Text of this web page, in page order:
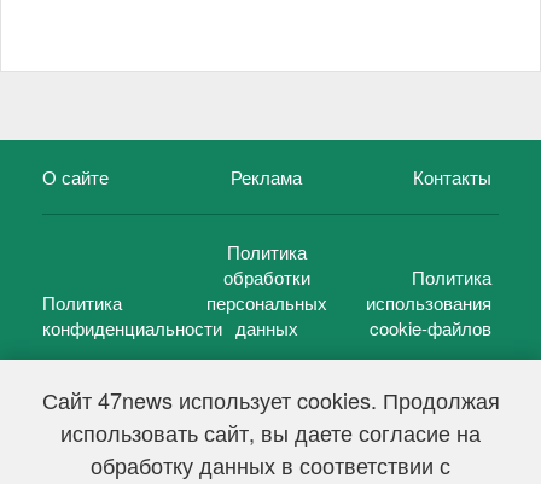
Сайт 47news использует cookies. Продолжая
использовать сайт, вы даете согласие на
обработку данных в соответствии с
О сайте Реклама Контакты
Политика
конфиденциальности
Политика
обработки
персональных
данных
Политика
использования
cookie-файлов
47 новостей (47 news)2005 — 2026 г.
Свидетельство о регистрации СМИ Эл № ФС 77-39848, выдано